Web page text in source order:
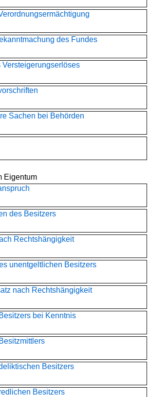
des Fundes
Versteigerungserlöses
Sachen bei Behörden
Eigentum
des Besitzers
Rechtshängigkeit
unentgeltlichen Besitzers
nach Rechtshängigkeit
bei Kenntnis
Besitzers
Besitzers